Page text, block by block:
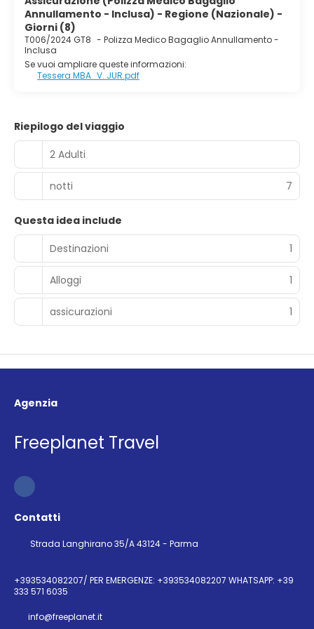
Annullamento - Inclusa) - Regione (Nazionale) -
Giorni (8)
T006/2024 GT8 - Polizza Medico Bagaglio Annullamento -
Inclusa
Se vuoi ampliare queste informazioni:
Tessera MBA_V. JUR.pdf
Riepilogo del viaggio
2 Adulti
notti 7
Questa idea include
Destinazioni
1
Alloggi 1
assicurazioni 1
Agenzia
Freeplanet Travel
Contatti
Strada Langhirano 35/A 43124 - Parma
+393534082207/ PER EMERGENZE: +393534082207 WHATSAPP: +39
333 571 6035
info@freeplanet.it